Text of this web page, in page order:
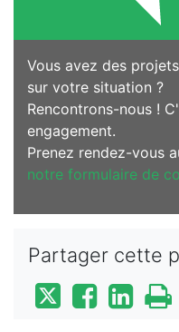
Vous avez des
sur votre situation ?
Rencontrons-nous !
engagement.
Prenez rendez-vous
notre formulaire de
Partager cette